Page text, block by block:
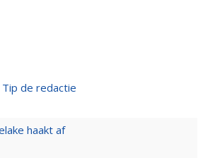
Tip de redactie
haakt af